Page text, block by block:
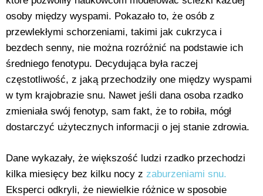
osoby między wyspami. Pokazało to, że osób z
przewlekłymi schorzeniami, takimi jak cukrzyca i
bezdech senny, nie można rozróżnić na podstawie ich
średniego fenotypu. Decydująca była raczej
częstotliwość, z jaką przechodziły one między wyspami
w tym krajobrazie snu. Nawet jeśli dana osoba rzadko
zmieniała swój fenotyp, sam fakt, że to robiła, mógł
dostarczyć użytecznych informacji o jej stanie zdrowia.
Dane wykazały, że większość ludzi rzadko przechodzi
kilka miesięcy bez kilku nocy z zaburzeniami snu.
Eksperci odkryli, że niewielkie różnice w sposobie